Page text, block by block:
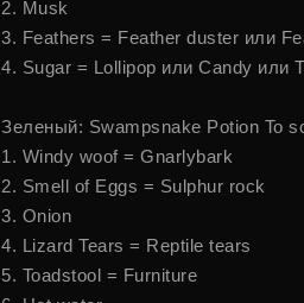
2. Musk
3. Feathers = Feather duster или
4. Sugar = Lollipop или Candy или
Зеленый: Swampsnake Potion To
1. Windy woof = Gnarlybark
2. Smell of Eggs = Sulphur rock
3. Onion
4. Lizard Tears = Reptile tears
5. Toadstool = Furniture